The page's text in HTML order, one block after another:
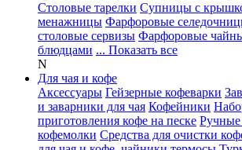
Столовые тарелки Супницы с
менажницы Фарфоровые
столовые сервизы Фарфоровые
блюдцами ... Показать все
N
Для чая и кофе
Аксессуары Гейзерные кофеварки
и заварники для чая Кофейники
приготовления кофе на песке Ручные
кофемолки Средства для очистки